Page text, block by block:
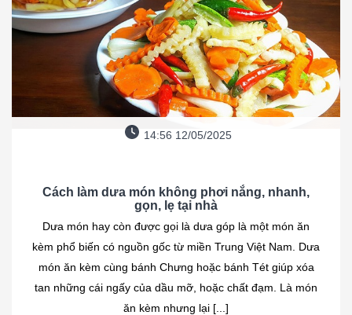
14:56 12/05/2025
Cách làm dưa món không phơi nắng, nhanh,
gọn, lẹ tại nhà
Dưa món hay còn được gọi là dưa góp là một món ăn
kèm phổ biến có nguồn gốc từ miền Trung Việt Nam. Dưa
món ăn kèm cùng bánh Chưng hoặc bánh Tét giúp xóa
tan những cái ngấy của dầu mỡ, hoặc chất đạm. Là món
ăn kèm nhưng lại [...]